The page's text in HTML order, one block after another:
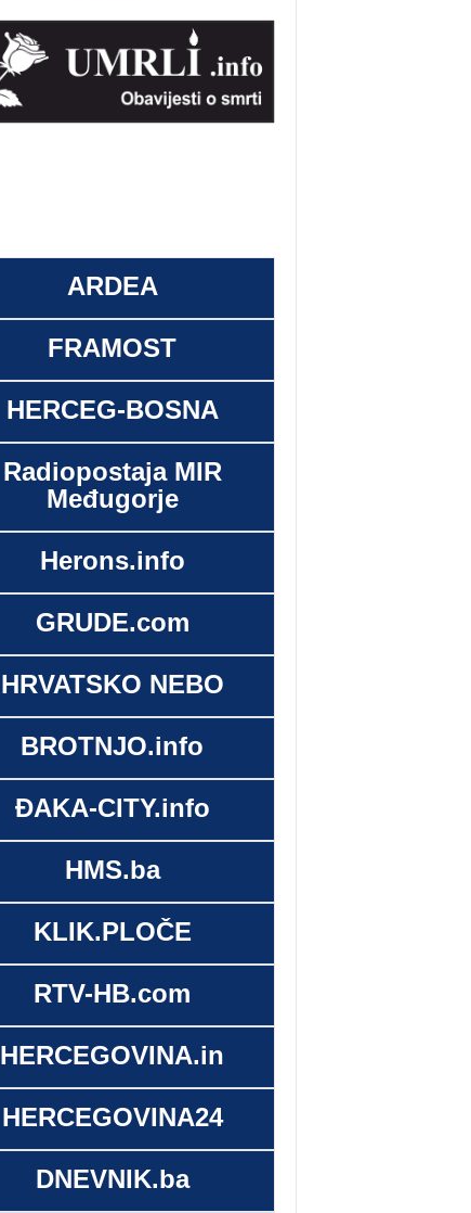
ARDEA
FRAMOST
HERCEG-BOSNA
Radiopostaja MIR
Međugorje
Herons.info
GRUDE.com
HRVATSKO NEBO
BROTNJO.info
ĐAKA-CITY.info
HMS.ba
KLIK.PLOČE
RTV-HB.com
HERCEGOVINA.in
HERCEGOVINA24
DNEVNIK.ba